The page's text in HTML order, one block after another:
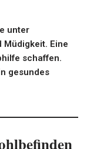
unter
Müdigkeit. Eine
schaffen.
gesundes